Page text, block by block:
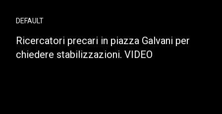
DEFAULT
Ricercatori precari in piazza Galvani per
chiedere stabilizzazioni. VIDEO